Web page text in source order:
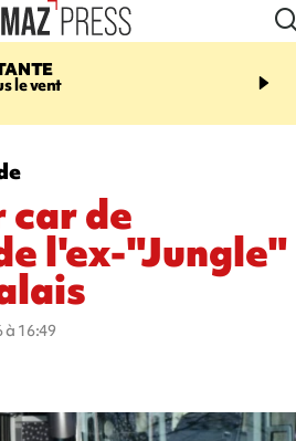
le vent
07:58
téléphérique Papang
car de
l'ex-"Jungle"
à 16:49